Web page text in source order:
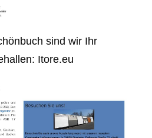
sind wir Ihr
Itore.eu